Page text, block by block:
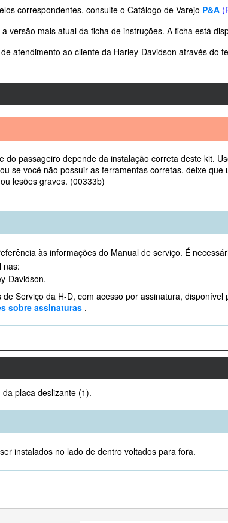
correspondentes, consulte o Catálogo de Varejo P&A
versão mais atual da ficha de instruções. A ficha está
atendimento ao cliente da Harley-Davidson através do
do passageiro depende da instalação correta deste kit.
se você não possuir as ferramentas corretas, deixe
lesões graves. (00333b)
às informações do Manual de serviço. É
nas:
Davidson.
de Serviço da H-D, com acesso por assinatura,
sobre assinaturas .
placa deslizante (1).
instalados no lado de dentro voltados para fora.